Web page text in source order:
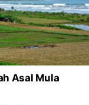
Asal Mula